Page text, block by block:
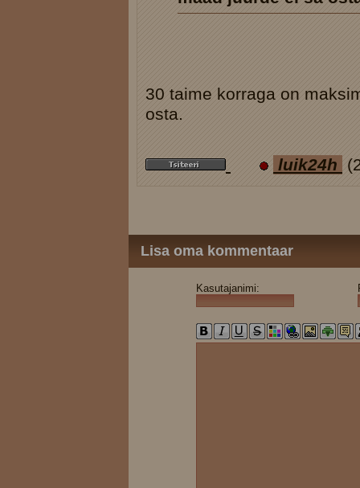
30 taime korraga on
osta.
luik24h
Lisa oma kommentaar
Kasutajanimi: